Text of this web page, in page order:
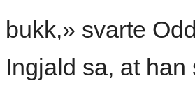
bukk,» svarte
Ingjald sa, at